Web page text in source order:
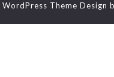
| WordPress Theme Design